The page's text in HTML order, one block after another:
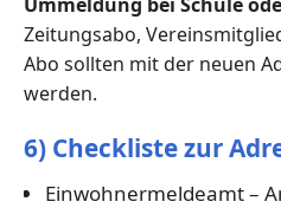
Zeitungsabo,
Abo sollten mit der neuen
werden.
6) Checkliste zur
Einwohnermeldeamt –